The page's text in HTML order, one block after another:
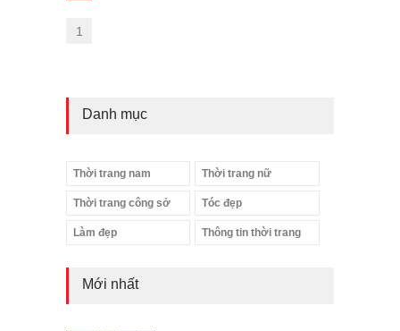
1
Danh mục
Thời trang nam Thời trang nữ
Thời trang công sở Tóc đẹp
Làm đẹp Thông tin thời trang
Mới nhất